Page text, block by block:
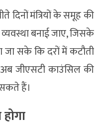
दिनों मंत्रियों के समूह की
बनाई जाए, जिसके
जा सके कि दरों में कटौती
जीएसटी काउंसिल की
हैं।